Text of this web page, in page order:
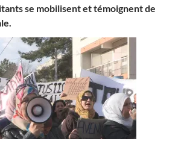
se mobilisent et témoignent de